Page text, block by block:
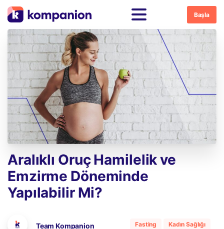
Başla
Aralıklı OruçHamilelikve
Emzirme Döneminde
Yapılabilir Mi?
Team Kompanion Fasting Kadın Sağlığı